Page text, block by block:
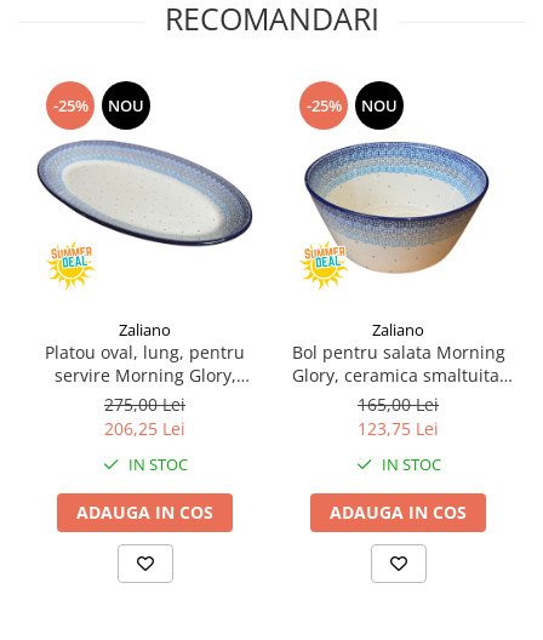
RECOMANDARI
-25% NOU
Zaliano
Platou oval, lung, pentru
servire Morning Glory,
ceramica smaltuita, pictat
manual, 22,0 x 37,5 cm
275,00 Lei
206,25 Lei
IN STOC
ADAUGA IN COS
-25% NOU
Zaliano
Bol pentru salata Morning
Glory, ceramica smaltuita,
pictat manual, diametru
20.5 cm
165,00 Lei
123,75 Lei
IN STOC
ADAUGA IN COS